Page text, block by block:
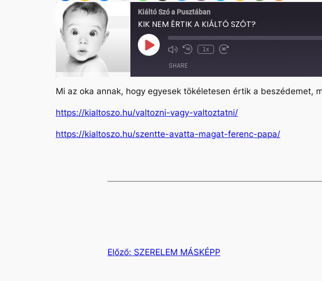
Kiáltó Szó a Pusztában
KIK NEM ÉRTIK A KIÁLTÓ SZÓT?
Play
Episode Mute/Unmute
Rewind
1x
Fast
SHARE
SHARE
LINK
EMBED
Mi az oka annak, hogy egyesek tökéletesen értik a beszédemet,
https://kialtoszo.hu/valtozni-vagy-valtoztatni/
https://kialtoszo.hu/szentte-avatta-magat-ferenc-papa/
Előző: SZERELEM MÁSKÉPP